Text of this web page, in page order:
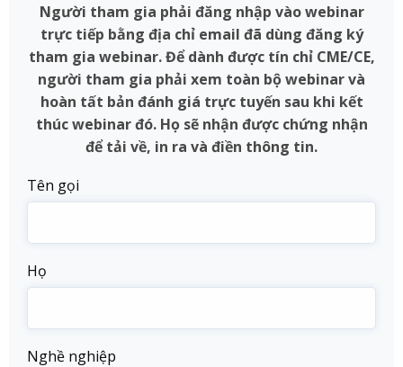
Người tham gia phải đăng nhập vào webinar
trực tiếp bằng địa chỉ email đã dùng đăng ký
tham gia webinar. Để dành được tín chỉ CME/CE,
người tham gia phải xem toàn bộ webinar và
hoàn tất bản đánh giá trực tuyến sau khi kết
thúc webinar đó. Họ sẽ nhận được chứng nhận
để tải về, in ra và điền thông tin.
Tên gọi
Họ
Nghề nghiệp